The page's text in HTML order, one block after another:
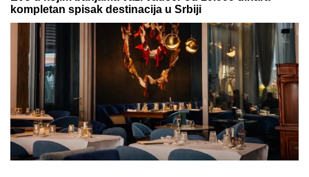
"Teško ga je gledati" Hanter Bajden o zdravstvenom